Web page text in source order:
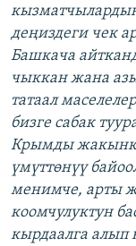
деңиздеги чек
Башкача
чыккан жана
татаал
бизге сабак
Крымды
үмүттөнүү
менимче, арты
коомчулуктун
кырдаалга алып